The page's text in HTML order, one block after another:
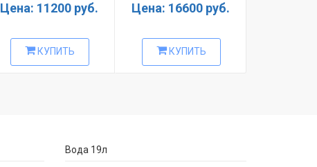
Цена: 11200 руб.
КУПИТЬ
Цена: 16600 руб.
КУПИТЬ
Вода 19л